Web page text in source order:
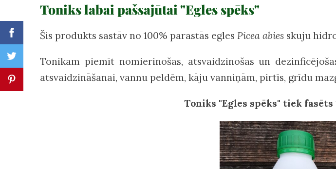
Toniks labai pašsajūtai "Egles spēks"
Šis produkts sastāv no 100% parastās egles Picea abies skuju
Tonikam piemīt nomierinošas, atsvaidzinošas un
atsvaidzināšanai, vannu peldēm, kāju vanniņām, pirtīs, grīdu
Toniks "Egles spēks" tiek